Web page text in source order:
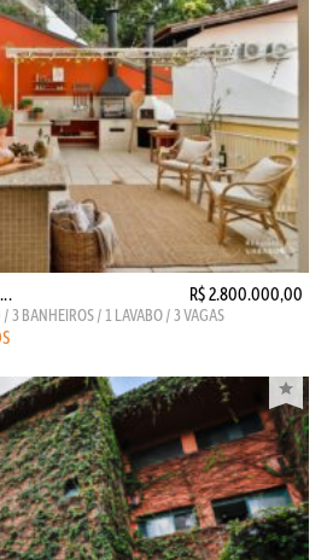
R$ 2.800.000,00
3 BANHEIROS / 1 LAVABO / 3 VAGAS